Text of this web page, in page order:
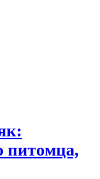
питомца,